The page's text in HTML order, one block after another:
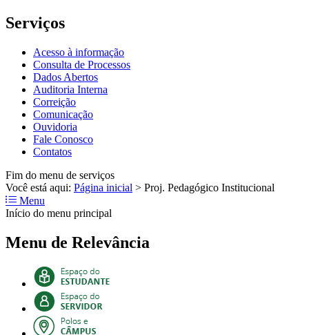
Serviços
Acesso à informação
Consulta de Processos
Dados Abertos
Auditoria Interna
Correição
Comunicação
Ouvidoria
Fale Conosco
Contatos
Fim do menu de serviços
Você está aqui: Página inicial > Proj. Pedagógico Institucional
Menu
Início do menu principal
Menu de Relevância